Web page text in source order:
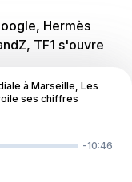
Hermès
TF1 s'ouvre